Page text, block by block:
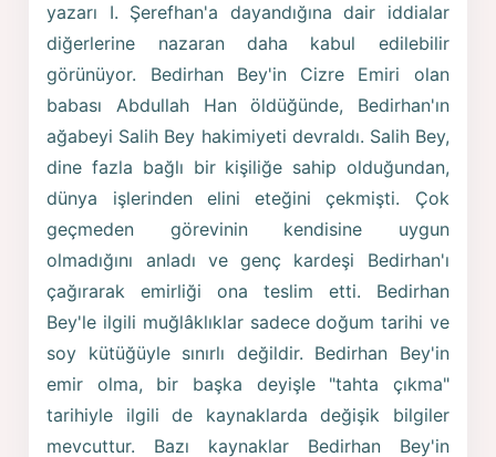
yazarı I. Şerefhan'a dayandığına dair iddialar
diğerlerine nazaran daha kabul edilebilir
görünüyor. Bedirhan Bey'in Cizre Emiri olan
babası Abdullah Han öldüğünde, Bedirhan'ın
ağabeyi Salih Bey hakimiyeti devraldı. Salih Bey,
dine fazla bağlı bir kişiliğe sahip olduğundan,
dünya işlerinden elini eteğini çekmişti. Çok
geçmeden görevinin kendisine uygun
olmadığını anladı ve genç kardeşi Bedirhan'ı
çağırarak emirliği ona teslim etti. Bedirhan
Bey'le ilgili muğlâklıklar sadece doğum tarihi ve
soy kütüğüyle sınırlı değildir. Bedirhan Bey'in
emir olma, bir başka deyişle "tahta çıkma"
tarihiyle ilgili de kaynaklarda değişik bilgiler
mevcuttur. Bazı kaynaklar Bedirhan Bey'in